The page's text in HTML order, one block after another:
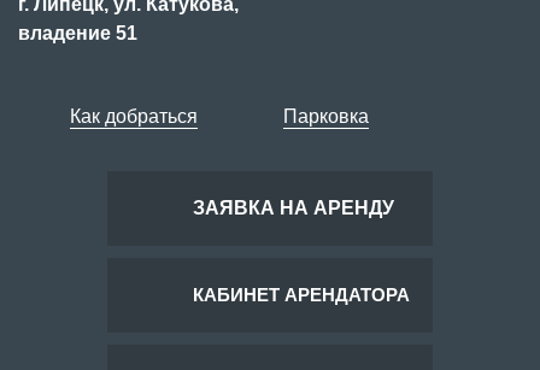
г. Липецк, ул. Катукова,
владение 51
Как добраться Парковка
ЗАЯВКА НА АРЕНДУ
КАБИНЕТ АРЕНДАТОРА